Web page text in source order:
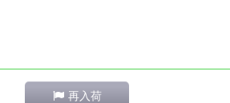
再入荷